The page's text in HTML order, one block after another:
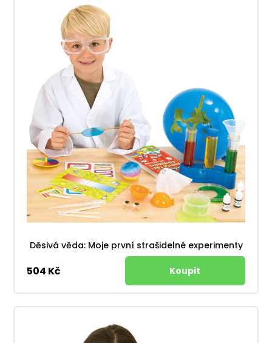
Děsivá věda: Moje první strašidelné experimenty
504 Kč